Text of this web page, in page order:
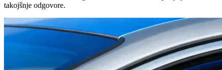
takojšnje odgovore.